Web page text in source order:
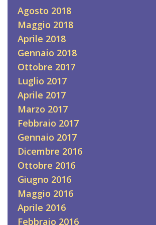
Agosto 2018
Maggio 2018
Aprile 2018
Gennaio 2018
Ottobre 2017
Luglio 2017
Aprile 2017
Marzo 2017
Febbraio 2017
Gennaio 2017
Dicembre 2016
Ottobre 2016
Giugno 2016
Maggio 2016
Aprile 2016
Febbraio 2016